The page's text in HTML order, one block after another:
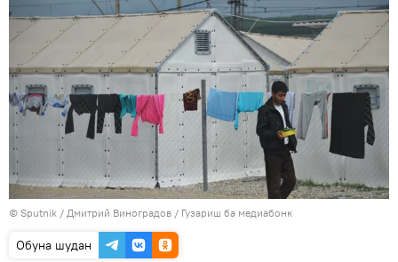
© Sputnik / Дмитрий Виноградов / Гузариш ба медиабонк
Обуна шудан